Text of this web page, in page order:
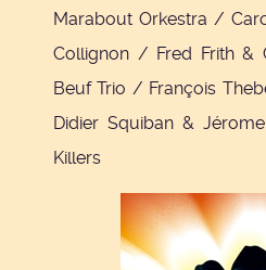
Marabout Orkestra /
Collignon / Fred Frith &
Beuf Trio / François
Didier Squiban &
Killers